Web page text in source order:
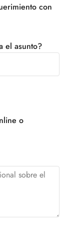
con
el asunto?
o